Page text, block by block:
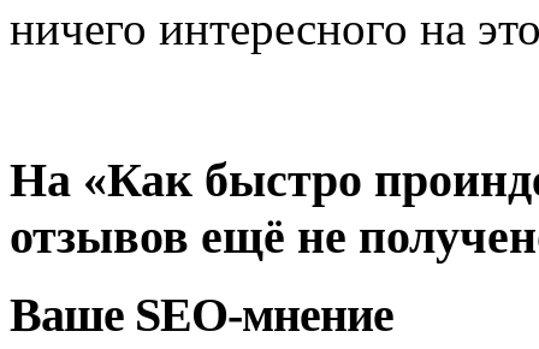
ничего интересного на
На «Как быстро
отзывов ещё не
Ваше SEO-мнение